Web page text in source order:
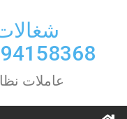
0581440346
عاملات نظافة